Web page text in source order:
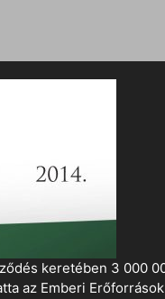
keretében 3 000
az Emberi